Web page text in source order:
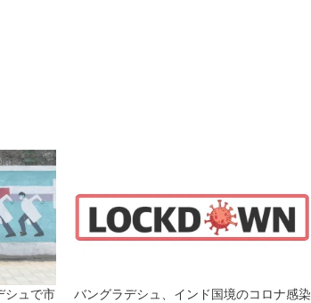
シュで市
バングラデシュ、インド国境のコロナ感染